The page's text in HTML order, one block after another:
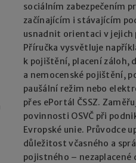
sociálním zabezpečením
začínajícím i stávajícím
usnadnit orientaci v jejich
Příručka vysvětluje
k pojištění, placení záloh,
a nemocenské pojištění,
paušální režim nebo
přes ePortál ČSSZ.
povinnosti OSVČ při
Evropské unie. Průvodce
důležitost včasného a
pojistného –